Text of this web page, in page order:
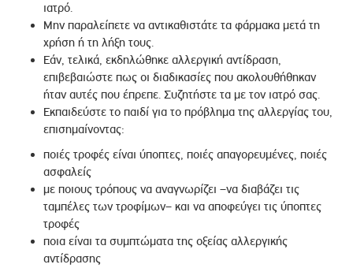
ιατρό.
Μην παραλείπετε να αντικαθιστάτε τα φάρμακα μετά τη
χρήση ή τη λήξη τους.
Εάν, τελικά, εκδηλώθηκε αλλεργική αντίδραση,
επιβεβαιώστε πως οι διαδικασίες που ακολουθήθηκαν
ήταν αυτές που έπρεπε. Συζητήστε τα με τον ιατρό σας.
Εκπαιδεύστε το παιδί για το πρόβλημα της αλλεργίας του,
επισημαίνοντας:
ποιές τροφές είναι ύποπτες, ποιές απαγορευμένες, ποιές
ασφαλείς
με ποιους τρόπους να αναγνωρίζει –να διαβάζει τις
ταμπέλες των τροφίμων– και να αποφεύγει τις ύποπτες
τροφές
ποια είναι τα συμπτώματα της οξείας αλλεργικής
αντίδρασης